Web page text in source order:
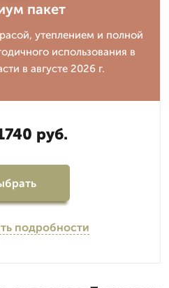
пакет
утеплением и полной
использования в
в августе 2026 г.
руб.
подробности